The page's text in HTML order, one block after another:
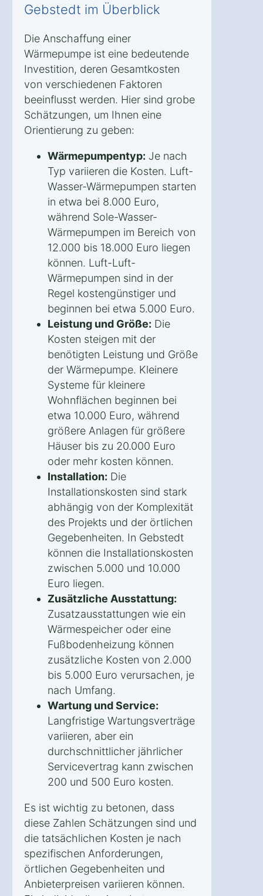
Gebstedt im Überblick
Die Anschaffung einer
Wärmepumpe ist eine bedeutende
Investition, deren Gesamtkosten
von verschiedenen Faktoren
beeinflusst werden. Hier sind grobe
Schätzungen, um Ihnen eine
Orientierung zu geben:
Wärmepumpentyp: Je nach
Typ variieren die Kosten. Luft-
Wasser-Wärmepumpen starten
in etwa bei 8.000 Euro,
während Sole-Wasser-
Wärmepumpen im Bereich von
12.000 bis 18.000 Euro liegen
können. Luft-Luft-
Wärmepumpen sind in der
Regel kostengünstiger und
beginnen bei etwa 5.000 Euro.
Leistung und Größe: Die
Kosten steigen mit der
benötigten Leistung und Größe
der Wärmepumpe. Kleinere
Systeme für kleinere
Wohnflächen beginnen bei
etwa 10.000 Euro, während
größere Anlagen für größere
Häuser bis zu 20.000 Euro
oder mehr kosten können.
Installation: Die
Installationskosten sind stark
abhängig von der Komplexität
des Projekts und der örtlichen
Gegebenheiten. In Gebstedt
können die Installationskosten
zwischen 5.000 und 10.000
Euro liegen.
Zusätzliche Ausstattung:
Zusatzausstattungen wie ein
Wärmespeicher oder eine
Fußbodenheizung können
zusätzliche Kosten von 2.000
bis 5.000 Euro verursachen, je
nach Umfang.
Wartung und Service:
Langfristige Wartungsverträge
variieren, aber ein
durchschnittlicher jährlicher
Servicevertrag kann zwischen
200 und 500 Euro kosten.
Es ist wichtig zu betonen, dass
diese Zahlen Schätzungen sind und
die tatsächlichen Kosten je nach
spezifischen Anforderungen,
örtlichen Gegebenheiten und
Anbieterpreisen variieren können.